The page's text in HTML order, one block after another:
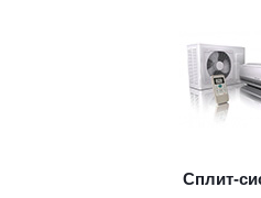
Сплит-